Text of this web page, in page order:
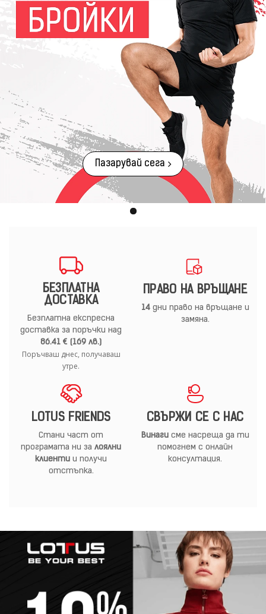
Пазарувай сега
БЕЗПЛАТНА
ДОСТАВКА
Безплатна експресна
доставка за поръчки над
86.41 € (169 лв.)
Поръчваш днес, получаваш
утре.
ПРАВО НА ВРЪЩАНЕ
14дни право на връщане и
замяна.
LOTUS FRIENDS
Стани част от
програмата ни за лоялни
клиенти и получи
отстъпка.
СВЪРЖИ СЕ С НАС
Винагисме насреща да ти
помогнем с онлайн
консултация.